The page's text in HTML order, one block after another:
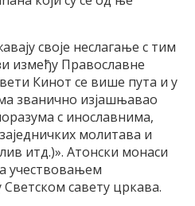
своје неслагање с тим
између Православне
Кинот се више пута и у
званично изјашњавао
с инославнима,
молитава и
итд.)». Атонски монаси
учествовањем
савету цркава.